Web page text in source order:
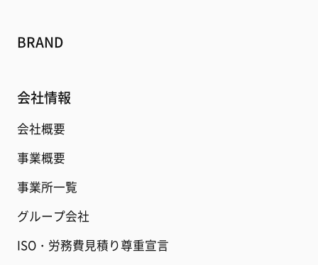
BRAND
会社情報
会社概要
事業概要
事業所一覧
グループ会社
ISO・労務費見積り尊重宣言